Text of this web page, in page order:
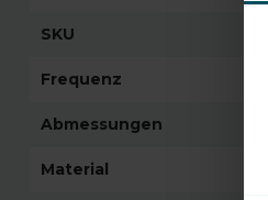
SKU
Frequenz
Abmessungen
Material